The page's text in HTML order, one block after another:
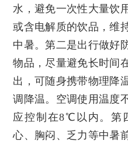
水，避免一次性大量饮
或含电解质的饮品，维
中暑。第二是出行做好
物品，尽量避免长时间
出，可随身携带物理降
调降温。空调使用温度
应控制在8℃以内。第
心、胸闷、乏力等中暑